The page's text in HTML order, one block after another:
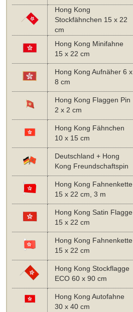
Hong Kong
Stockfähnchen 15 x 22
cm
Hong Kong Minifahne
15 x 22 cm
Hong Kong Aufnäher 6 x
8 cm
Hong Kong Flaggen Pin
2 x 2 cm
Hong Kong Fähnchen
10 x 15 cm
Deutschland + Hong
Kong Freundschaftspin
Hong Kong Fahnenkette
15 x 22 cm, 3 m
Hong Kong Satin Flagge
15 x 22 cm
Hong Kong Fahnenkette
15 x 22 cm
Hong Kong Stockflagge
ECO 60 x 90 cm
Hong Kong Autofahne
30 x 40 cm